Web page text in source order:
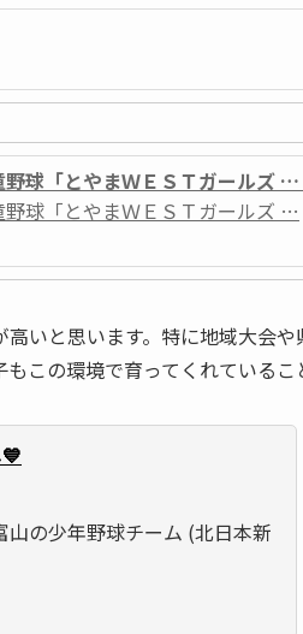
野球「とやまＷＥＳＴガールズ
球「とやまＷＥＳＴガールズ …
高いと思います。特に地域大会
この環境で育ってくれているこ
の少年野球チーム (北日本新